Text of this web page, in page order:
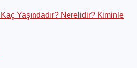
Yaşındadır? Nerelidir? Kiminle